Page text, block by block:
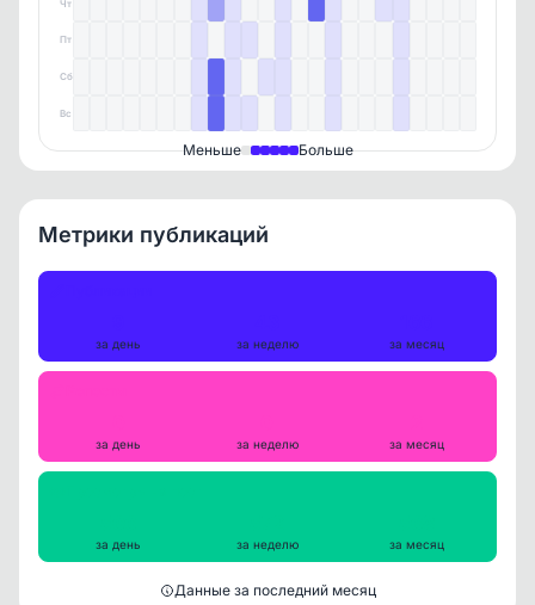
Чт
Пт
Сб
Вс
Меньше Больше
Метрики публикаций
за день за неделю за месяц
за день за неделю за месяц
за день за неделю за месяц
Данные за последний месяц